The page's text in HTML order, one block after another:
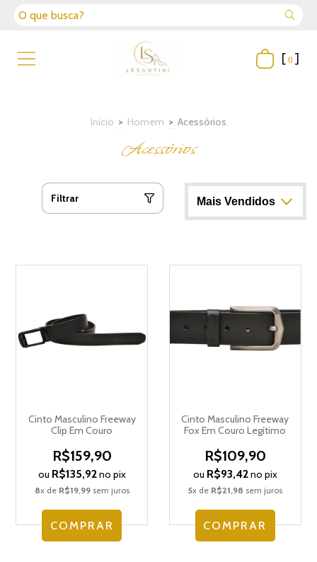
[ 0 ]
Início > Homem > Acessórios
Acessórios
Filtrar
Cinto Masculino Freeway
Clip Em Couro
R$159,90
ou R$135,92no pix
8x de R$19,99sem juros
COMPRAR
Cinto Masculino Freeway
Fox Em Couro Legítimo
R$109,90
ou R$93,42no pix
5x de R$21,98 sem juros
COMPRAR